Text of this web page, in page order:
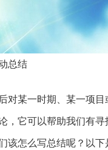
总结
对某一时期、某一项
，它可以帮助我们有
该怎么写总结呢？以